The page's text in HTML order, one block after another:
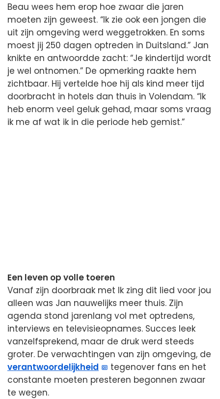
Beau wees hem erop hoe zwaar die jaren
moeten zijn geweest. “Ik zie ook een jongen die
uit zijn omgeving werd weggetrokken. En soms
moest jij 250 dagen optreden in Duitsland.” Jan
knikte en antwoordde zacht: “Je kindertijd wordt
je wel ontnomen.” De opmerking raakte hem
zichtbaar. Hij vertelde hoe hij als kind meer tijd
doorbracht in hotels dan thuis in Volendam. “Ik
heb enorm veel geluk gehad, maar soms vraag
ik me af wat ik in die periode heb gemist.”
Een leven op volle toeren
Vanaf zijn doorbraak met Ik zing dit lied voor jou
alleen was Jan nauwelijks meer thuis. Zijn
agenda stond jarenlang vol met optredens,
interviews en televisieopnames. Succes leek
vanzelfsprekend, maar de druk werd steeds
groter. De verwachtingen van zijn omgeving, de
verantwoordelijkheid
tegenover fans en het
constante moeten presteren begonnen zwaar
te wegen.